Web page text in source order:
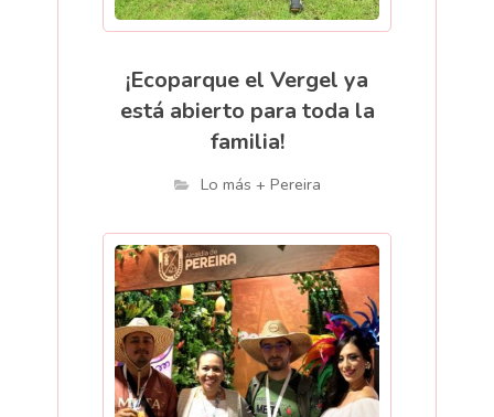
¡Ecoparque el Vergel ya
está abierto para toda la
familia!
Lo más + Pereira